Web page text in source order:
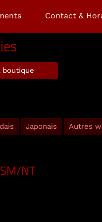
Contact &
boutique
Japonais Autres
NT